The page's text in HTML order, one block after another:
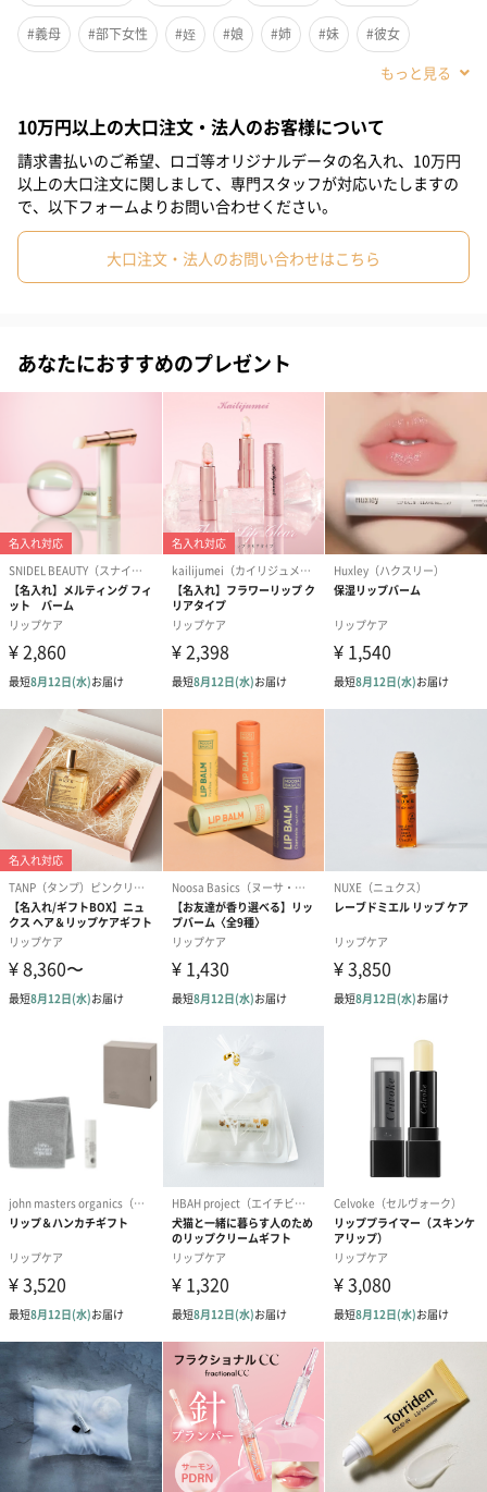
ドゥプラムエキスハイビスカスフラワーエキス、トウガラシ果実
エキスを配合。効果的な保湿ができ、艶やかな唇へと導きます。
「MAINE BEACH（マインビーチ）」
カカドゥプラム
スーパーフルーツ、スーパーフードとして人気が高まっているカ
カドゥプラムは抗酸化物質を豊富に含み、オレンジの55倍以上、
レモンの100倍以上とも言われるビタミンCを保有し、肌のハリ、
弾力を助け、美白などの働きがあると言われています。
商品詳細情報
商品本体サイ
ズ
幅31mm×奥行18mm×高さ103mm
商品本体重
量/内容量
19.5g/15ml
パッケージ外
装
直方体化粧箱
パッケージサ
イズ
幅70mm×奥行30mm×高さ133mm
全体重量
オーストラリア
商品オプション情報
紙袋
商品に合わせたサイズをお届けします。
あり（280円）
#義母 #部下女性 #姪 #娘 #姉 #妹 #彼女
#女性
#女友達 #10代 #20代前半 #20代後半 #30代
#50代 #60代 #70代 #80代 #90代
10万円以上の大口注文・法人のお客様について
請求書払いのご希望、ロゴ等オリジナルデータの名入れ、10万円
以上の大口注文に関しまして、専門スタッフが対応いたしますの
で、以下フォームよりお問い合わせください。
大口注文・法人のお問い合わせはこちら
あなたにおすすめのプレゼント